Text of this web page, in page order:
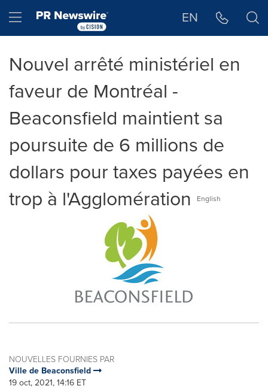
Hamburger menu EN
Nouvel arrêté ministériel en
faveur de Montréal -
Beaconsfield maintient sa
poursuite de 6 millions de
dollars pour taxes payées en
trop à l'Agglomération
English
NOUVELLES FOURNIES PAR
Ville de Beaconsfield
19 oct, 2021, 14:16 ET